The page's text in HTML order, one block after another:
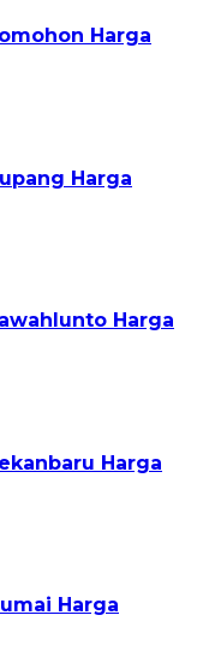
Harga
Harga
Harga
Harga
Harga